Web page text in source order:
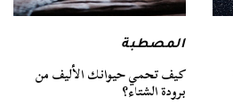
المصطبة
كيف تحمي حيوانك الأليف من
برودة الشتاء؟